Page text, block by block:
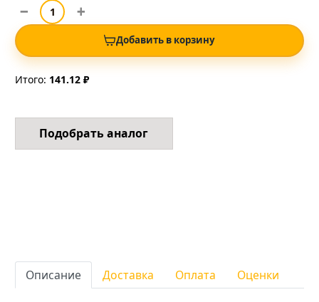
Добавить в корзину
Итого: 141.12 ₽
Подобрать аналог
Описание Доставка Оплата Оценки